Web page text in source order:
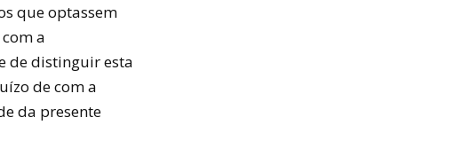
que optassem
a
de distinguir esta
de com a
da presente